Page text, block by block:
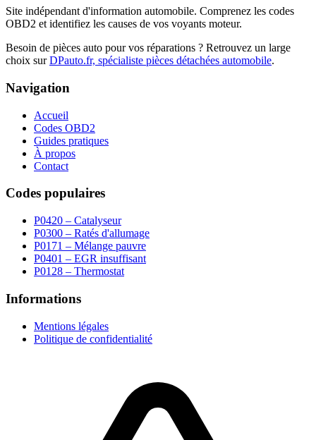
Site indépendant d'information automobile. Comprenez les codes
OBD2 et identifiez les causes de vos voyants moteur.
Besoin de pièces auto pour vos réparations ? Retrouvez un large
choix sur DPauto.fr, spécialiste pièces détachées automobile.
Navigation
Accueil
Codes OBD2
Guides pratiques
À propos
Contact
Codes populaires
P0420 – Catalyseur
P0300 – Ratés d'allumage
P0171 – Mélange pauvre
P0401 – EGR insuffisant
P0128 – Thermostat
Informations
Mentions légales
Politique de confidentialité